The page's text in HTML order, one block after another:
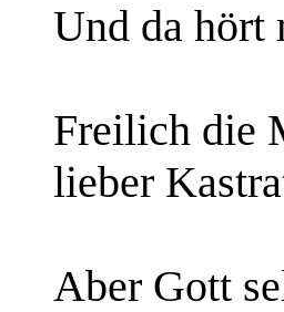
Und da hört
Freilich die
lieber
Aber Gott